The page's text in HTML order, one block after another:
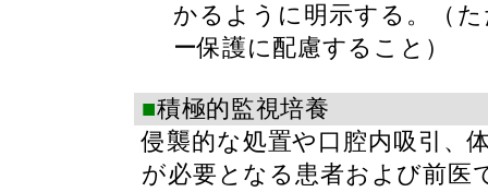
かるように明示する。（
ー保護に配慮すること）
■積極的監視培養
侵襲的な処置や口腔内吸引、
が必要となる患者および前医